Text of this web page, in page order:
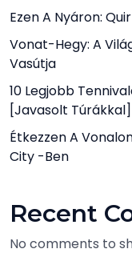
Ezen A Nyáron:
Vonat-Hegy: A
Vasútja
10 Legjobb
[javasolt Túrákkal]
Étkezzen A
City -ben
Recent
No comments to